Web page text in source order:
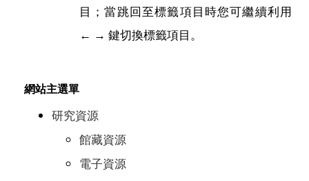
目；當跳回至標籤項目時您可繼續利用
← → 鍵切換標籤項目。
網站主選單
研究資源
館藏資源
電子資源